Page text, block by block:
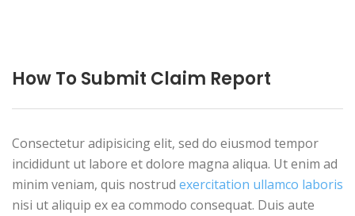
How To Submit Claim Report
Consectetur adipisicing elit, sed do eiusmod tempor
incididunt ut labore et dolore magna aliqua. Ut enim ad
minim veniam, quis nostrud exercitation ullamco laboris
nisi ut aliquip ex ea commodo consequat. Duis aute